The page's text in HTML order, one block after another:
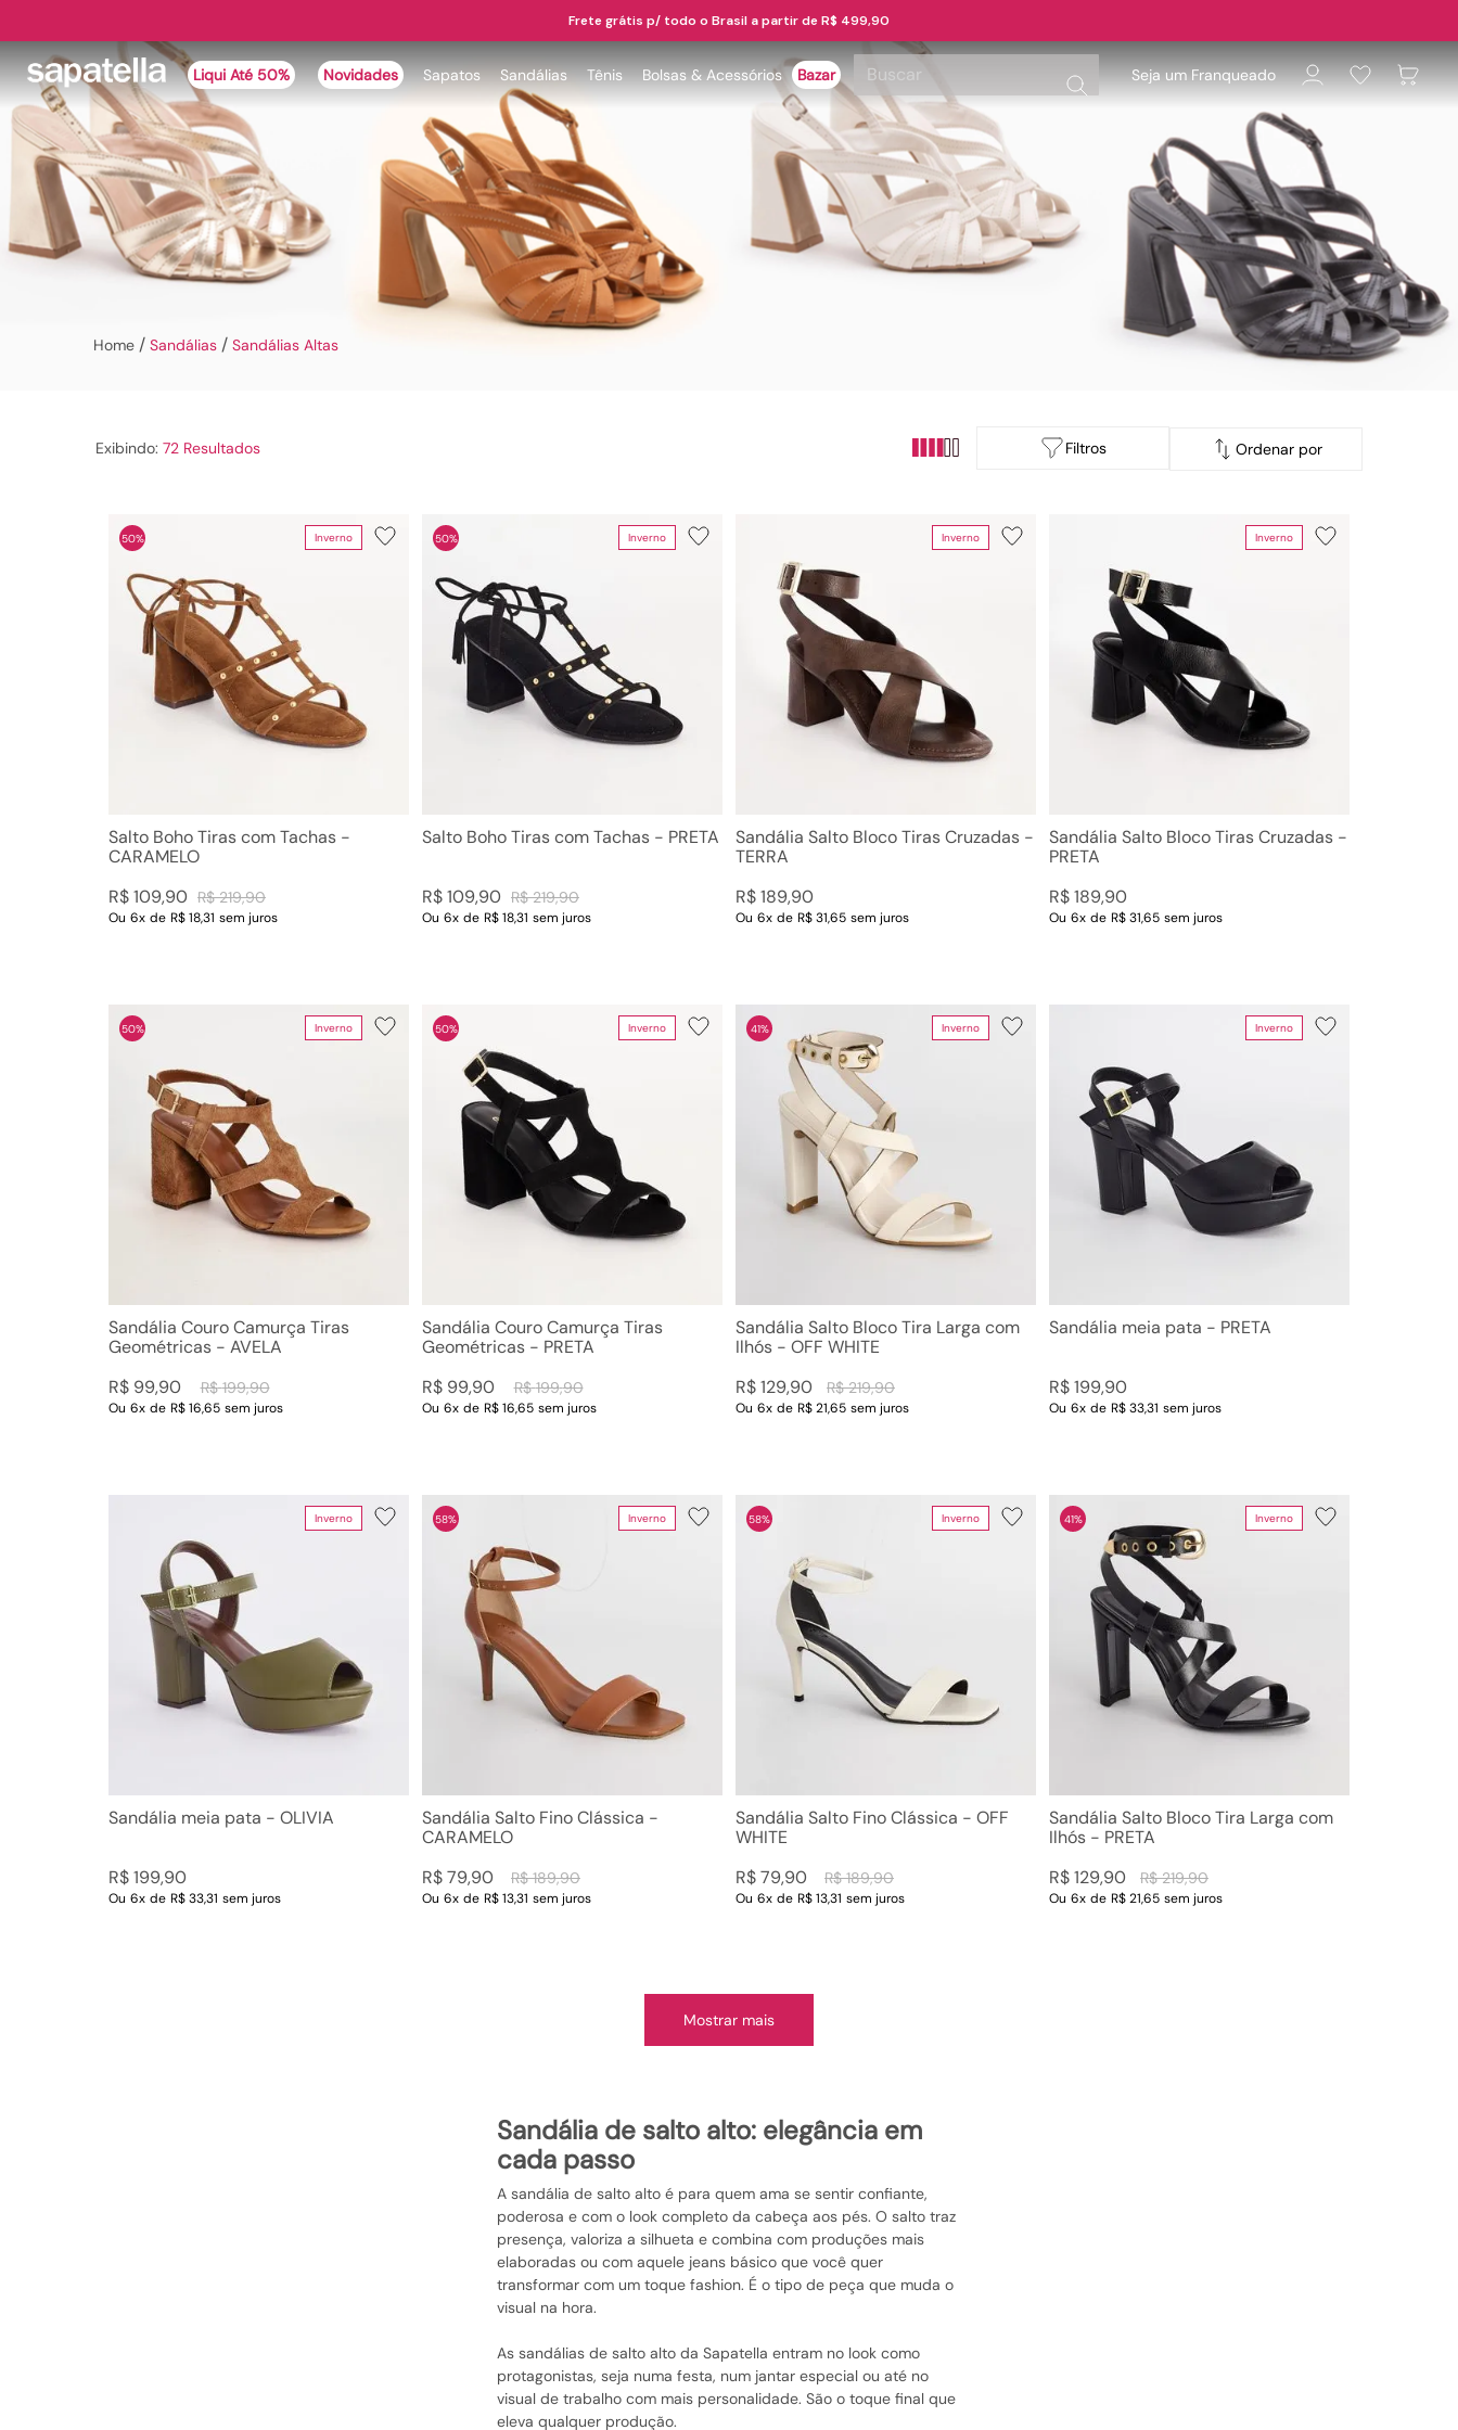
Frete grátis p/ todo o Brasil a partir de R$ 499,90
Liqui Até 50% Novidades Sapatos Sandálias Tênis Bolsas & Acessórios Bazar
Buscar
Seja um Franqueado
Sandálias Sandálias Altas
72 Filtros
PRETA
OFF WHITE
CARAMELO
AMENDOA
TERRA
ONIX
AVELA
Ver mais 17
R$ 59,00
Limpar Tudo
Ordenar por
Inverno
50%
Salto Boho Tiras com Tachas -
CARAMELO
R$ 219,90
R$109,90
Ou 6x de R$ 18,31 sem juros
Inverno
50%
Salto Boho Tiras com Tachas - PRETA
R$ 219,90
R$109,90
Ou 6x de R$ 18,31 sem juros
Inverno
Sandália Salto Bloco Tiras Cruzadas -
TERRA
R$189,90
Ou 6x de R$ 31,65 sem juros
Inverno
Sandália Salto Bloco Tiras Cruzadas -
PRETA
R$189,90
Ou 6x de R$ 31,65 sem juros
Inverno
50%
Sandália Couro Camurça Tiras
Geométricas - AVELA
R$ 199,90
R$ 99,90
Ou 6x de R$ 16,65 sem juros
Inverno
50%
Sandália Couro Camurça Tiras
Geométricas - PRETA
R$ 199,90
R$ 99,90
Ou 6x de R$ 16,65 sem juros
Inverno
41%
Sandália Salto Bloco Tira Larga com
Ilhós - OFF WHITE
R$ 219,90
R$129,90
Ou 6x de R$ 21,65 sem juros
Inverno
Sandália meia pata - PRETA
R$199,90
Ou 6x de R$ 33,31 sem juros
Inverno
Sandália meia pata - OLIVIA
R$199,90
Ou 6x de R$ 33,31 sem juros
Inverno
58%
Sandália Salto Fino Clássica -
CARAMELO
R$ 189,90
R$79,90
Ou 6x de R$ 13,31 sem juros
Inverno
58%
Sandália Salto Fino Clássica - OFF
WHITE
R$ 189,90
R$79,90
Ou 6x de R$ 13,31 sem juros
Inverno
41%
Sandália Salto Bloco Tira Larga com
Ilhós - PRETA
R$ 219,90
R$129,90
Ou 6x de R$ 21,65 sem juros
Mostrar mais
sandália de salto alto: elegância em
cada passo
A sandália de salto alto é para quem ama se sentir confiante,
poderosa e com o look completo da cabeça aos pés. O salto traz
presença, valoriza a silhueta e combina com produções mais
elaboradas ou com aquele jeans básico que você quer
transformar com um toque fashion. É o tipo de peça que muda o
visual na hora.
As sandálias de salto alto da Sapatella entram no look como
protagonistas, seja numa festa, num jantar especial ou até no
visual de trabalho com mais personalidade. São o toque final que
eleva qualquer produção.
TERMOS MAIS BUSCADOS
1º
2
tenis
3º
bota